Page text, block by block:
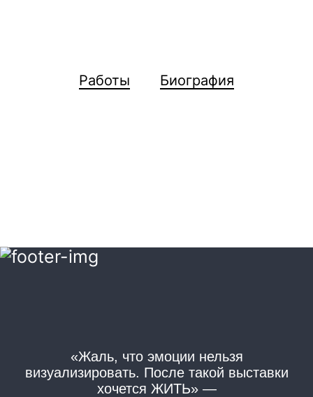
Работы Биография
«Жаль, что эмоции нельзя
визуализировать. После такой выставки
хочется ЖИТЬ» —